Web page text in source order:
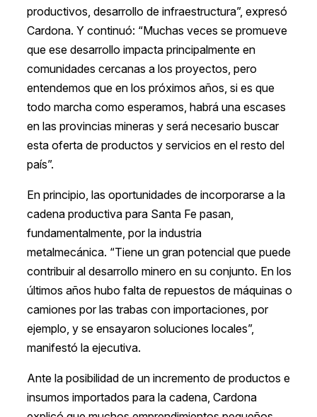
productivos, desarrollo de infraestructura”, expresó
Cardona. Y continuó: “Muchas veces se promueve
que ese desarrollo impacta principalmente en
comunidades cercanas a los proyectos, pero
entendemos que en los próximos años, si es que
todo marcha como esperamos, habrá una escases
en las provincias mineras y será necesario buscar
esta oferta de productos y servicios en el resto del
país”.
En principio, las oportunidades de incorporarse a la
cadena productiva para Santa Fe pasan,
fundamentalmente, por la industria
metalmecánica. “Tiene un gran potencial que puede
contribuir al desarrollo minero en su conjunto. En los
últimos años hubo falta de repuestos de máquinas o
camiones por las trabas con importaciones, por
ejemplo, y se ensayaron soluciones locales”,
manifestó la ejecutiva.
Ante la posibilidad de un incremento de productos e
insumos importados para la cadena, Cardona